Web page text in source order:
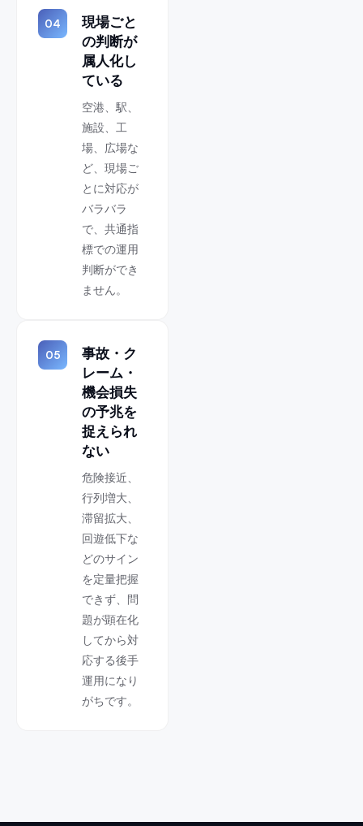
04
現場ごと
の判断が
属人化し
ている
空港、駅、
施設、工
場、広場な
ど、現場ご
とに対応が
バラバラ
で、共通指
標での運用
判断ができ
ません。
05
事故・ク
レーム・
機会損失
の予兆を
捉えられ
ない
危険接近、
行列増大、
滞留拡大、
回遊低下な
どのサイン
を定量把握
できず、問
題が顕在化
してから対
応する後手
運用になり
がちです。